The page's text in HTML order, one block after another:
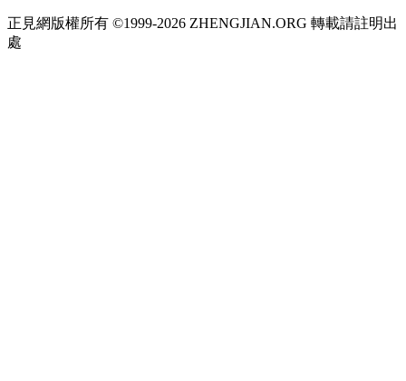
正見網版權所有 ©1999-2026 ZHENGJIAN.ORG 轉載請註明出
處